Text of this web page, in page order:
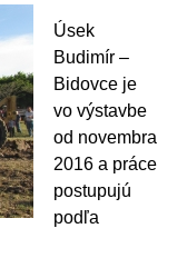
Úsek
Budimír –
Bidovce je
vo výstavbe
od novembra
2016 a práce
postupujú
podľa